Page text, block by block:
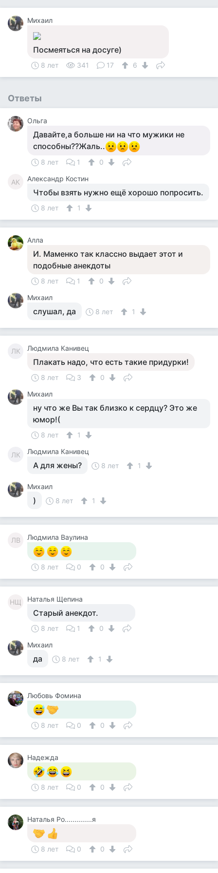
Михаил
Посмеяться на досуге)
8 лет 341 17 6
Ответы
Ольга
Давайте,а больше ни на что мужики не
способны??Жаль..
8 лет 1 0
АК Александр Костин
Чтобы взять нужно ещё хорошо попросить.
8 лет 1
Алла
И. Маменко так классно выдает этот и
подобные анекдоты
8 лет 1
0
Михаил
слушал, да 8 лет 1
ЛК Людмила Канивец
Плакать надо, что есть такие придурки!
8 лет 3
0
Михаил
ну что же Вы так близко к сердцу? Это же
юмор!(
8 лет 1
ЛК Людмила Канивец
А для жены? 8 лет 1
Михаил
) 8 лет 1
ЛВ Людмила Ваулина
8 лет 0 0
НЩ Наталья Щепина
Старый анекдот.
8 лет 1
0
Михаил
да 8 лет 1
Любовь Фомина
8 лет 0 0
Надежда
8 лет 0 0
Наталья Ро..............я
8 лет 0 0